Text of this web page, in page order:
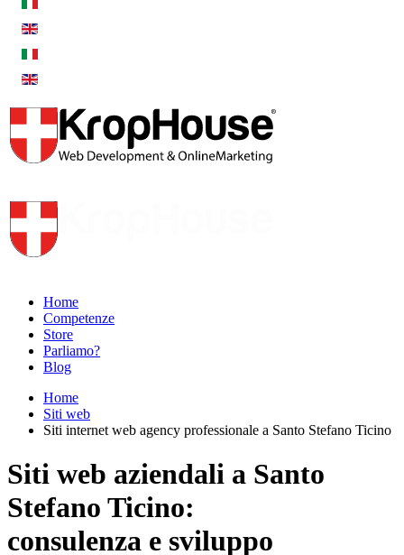
Home
Competenze
Store
Parliamo?
Blog
Home
Siti web
Siti internet web agency professionale a Santo Stefano Ticino
Siti web aziendali a Santo
Stefano Ticino:
consulenza e sviluppo